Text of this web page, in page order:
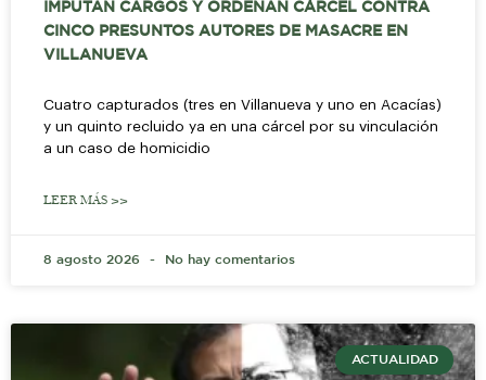
IMPUTAN CARGOS Y ORDENAN CÁRCEL CONTRA
CINCO PRESUNTOS AUTORES DE MASACRE EN
VILLANUEVA
Cuatro capturados (tres en Villanueva y uno en Acacías)
y un quinto recluido ya en una cárcel por su vinculación
a un caso de homicidio
LEER MÁS >>
8 agosto 2026 No hay comentarios
ACTUALIDAD